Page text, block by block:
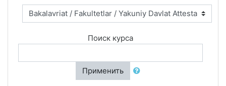
Поиск курса
Применить